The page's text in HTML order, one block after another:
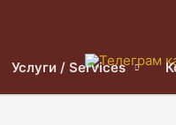
Услуги / Services